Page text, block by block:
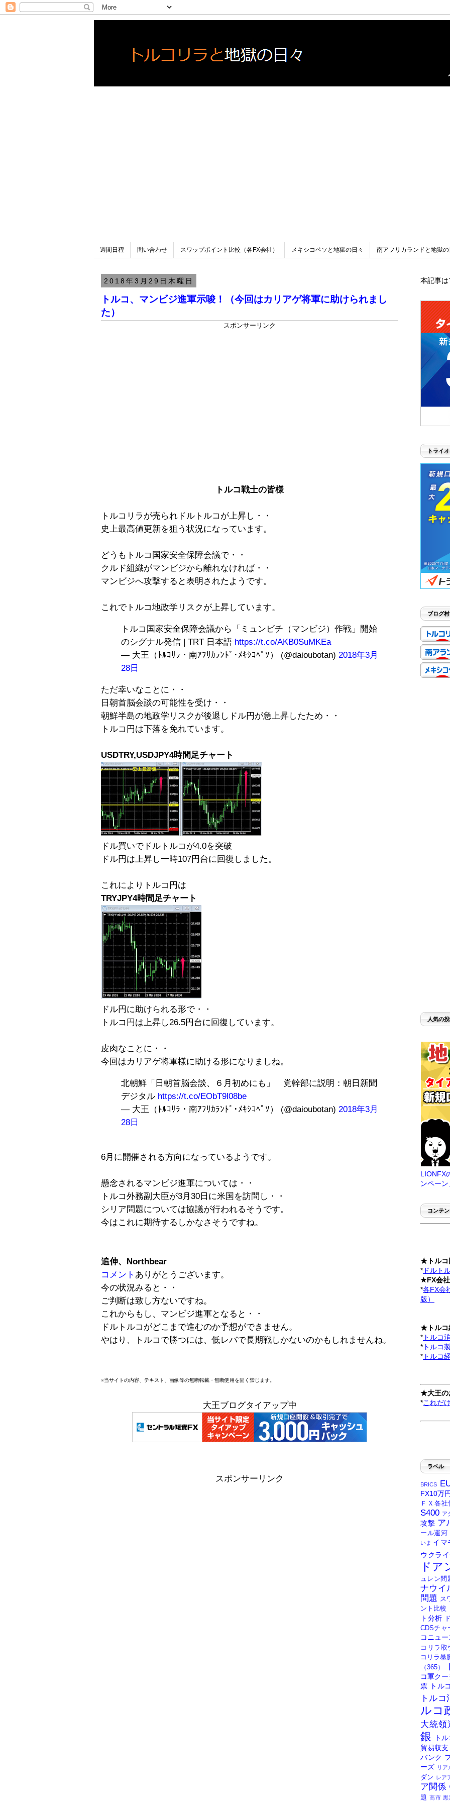
週間日程 問い合わせ スワップポイント比較（各FX会社） メキシコペソと地獄の日々 南アフリカランドと地獄
2018年3月29日木曜日
トルコ、マンビジ進軍示唆！（今回はカリアゲ将軍に助けられまし
た）
スポンサーリンク
トルコ戦士の皆様
トルコリラが売られドルトルコが上昇し・・
史上最高値更新を狙う状況になっています。
どうもトルコ国家安全保障会議で・・
クルド組織がマンビジから離れなければ・・
マンビジへ攻撃すると表明されたようです。
これでトルコ地政学リスクが上昇しています。
トルコ国家安全保障会議から「ミュンビチ（マンビジ）作戦」開始
のシグナル発信 | TRT 日本語 https://t.co/AKB0SuMKEa
— 大王（ﾄﾙｺﾘﾗ・南ｱﾌﾘｶﾗﾝﾄﾞ･ﾒｷｼｺﾍﾟｿ） (@daioubotan) 2018年3月
28日
ただ幸いなことに・・
日朝首脳会談の可能性を受け・・
朝鮮半島の地政学リスクが後退しドル円が急上昇したため・・
トルコ円は下落を免れています。
USDTRY,USDJPY4時間足チャート
ドル買いでドルトルコが4.0を突破
ドル円は上昇し一時107円台に回復しました。
これによりトルコ円は
TRYJPY4時間足チャート
ドル円に助けられる形で・・
トルコ円は上昇し26.5円台に回復しています。
皮肉なことに・・
今回はカリアゲ将軍様に助ける形になりましね。
北朝鮮「日朝首脳会談、６月初めにも」 党幹部に説明：朝日新聞
デジタル https://t.co/EObT9l08be
— 大王（ﾄﾙｺﾘﾗ・南ｱﾌﾘｶﾗﾝﾄﾞ･ﾒｷｼｺﾍﾟｿ） (@daioubotan) 2018年3月
28日
6月に開催される方向になっているようです。
懸念されるマンビジ進軍については・・
トルコ外務副大臣が3月30日に米国を訪問し・・
シリア問題については協議が行われるそうです。
今はこれに期待するしかなさそうですね。
追伸、Northbear
コメント ありがとうございます。
今の状況みると・・
ご判断は致し方ないですね。
これからもし、マンビジ進軍となると・・
ドルトルコがどこまで進むのか予想ができません。
やはり、トルコで勝つには、低レバで長期戦しかないのかもしれませんね。
※当サイトの内容、テキスト、画像等の無断転載・無断使用を固く禁じます。
大王ブログタイアップ中
スポンサーリンク
本記事
トライ
ブログ村
人気の
LIONFX
ンペーン
コンテ
★トルコ
* ドルト
★FX会社
*各FX会
版）
★トルコ
* トルコ
* トルコ
* トルコ
★大王の
*これだ
ラベル
BRICS
FX10万
ＦＸ各
S400 ア
攻撃 ア
ール運河
いま イマ
ウクラ
ドア
ュレン問
ナウイ
問題 ス
ント比較
ト分析
CDSチャ
コニュー
コリラ取
コリラ暴
（365）
コ軍ク
票
トル
トル
ルコ
大統領
銀
ト
貿易収支
バンク
ーズ リア
ダン レア
ア関係
題 高市 黒